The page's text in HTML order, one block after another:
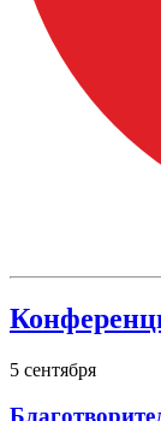
5 сентября